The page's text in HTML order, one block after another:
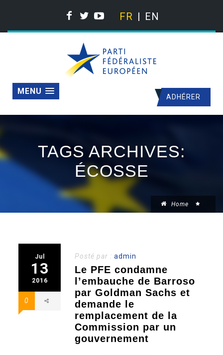
FR EN
ADHÉRER
MENU
TAGS ARCHIVES:
ÉCOSSE
Home
Jul
13
2016
0
Posté par :admin
Le PFE condamne
l’embauche de Barroso
par Goldman Sachs et
demande le
remplacement de la
Commission par un
gouvernement